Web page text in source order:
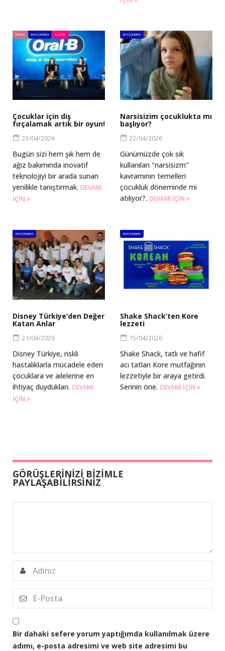
BAKIM BM GÜNDEM ÇOCUK
Çocuklar için diş
fırçalamak artık bir oyun!
23/04/2026
Bugün sizi hem şık hem de
ağız bakımında inovatif
teknolojiyi bir arada sunan
yenilikle tanıştırmak. DEVAMI
IÇIN
BM GÜNDEM
Narsisizim çocuklukta mı
başlıyor?
22/04/2026
Günümüzde çok sık
kullanılan "narsisizm"
kavramının temelleri
çocukluk döneminde mi
atılıyor?. DEVAMI IÇIN
BM GÜNDEM
Disney Türkiye’den Değer
Katan Anlar
21/04/2026
Disney Türkiye, riskli
hastalıklarla mücadele eden
çocuklara ve ailelerine en
ihtiyaç duydukları. DEVAMI
IÇIN
BM GÜNDEM
Shake Shack’ten Kore
lezzeti
15/04/2026
Shake Shack, tatlı ve hafif
acı tatları Kore mutfağının
lezzetiyle bir araya getirdi.
Serinin öne. DEVAMI IÇIN
GÖRÜŞLERİNİZİ BİZİMLE
PAYLAŞABİLİRSİNİZ
Bir dahaki sefere yorum yaptığımda kullanılmak üzere
adımı, e-posta adresimi ve web site adresimi bu